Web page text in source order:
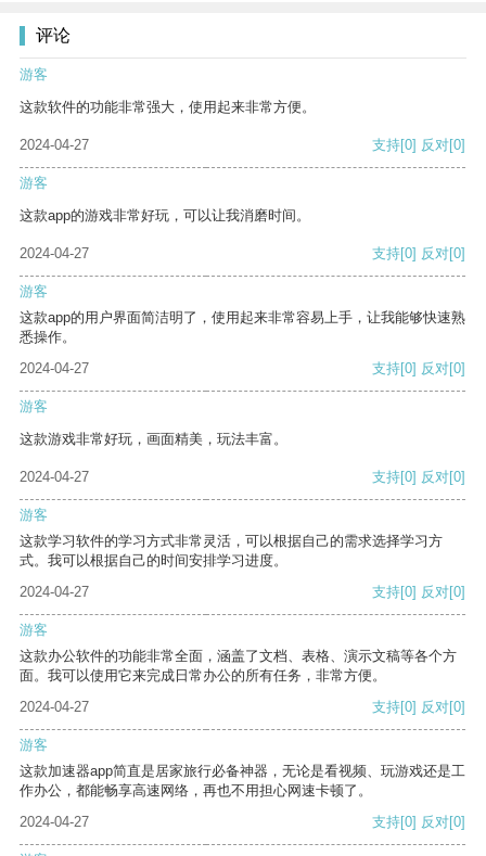
评论
游客
这款软件的功能非常强大，使用起来非常方便。
2024-04-27 支持[0] 反对[0]
游客
这款app的游戏非常好玩，可以让我消磨时间。
2024-04-27 支持[0] 反对[0]
游客
这款app的用户界面简洁明了，使用起来非常容易上手，让我能够快速熟
悉操作。
2024-04-27
支持[0] 反对[0]
游客
这款游戏非常好玩，画面精美，玩法丰富。
2024-04-27 支持[0] 反对[0]
游客
这款学习软件的学习方式非常灵活，可以根据自己的需求选择学习方
式。我可以根据自己的时间安排学习进度。
2024-04-27
支持[0] 反对[0]
游客
这款办公软件的功能非常全面，涵盖了文档、表格、演示文稿等各个方
面。我可以使用它来完成日常办公的所有任务，非常方便。
2024-04-27
支持[0] 反对[0]
游客
这款加速器app简直是居家旅行必备神器，无论是看视频、玩游戏还是工
作办公，都能畅享高速网络，再也不用担心网速卡顿了。
2024-04-27
支持[0] 反对[0]